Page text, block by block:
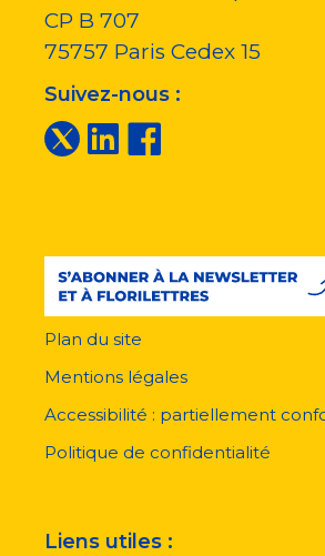
CP B 707
75757 Paris Cedex 15
Suivez-nous :
pied
page
Plan du site
Mentions légales
Accessibilité : partiellement
Politique de confidentialité
Liens utiles :